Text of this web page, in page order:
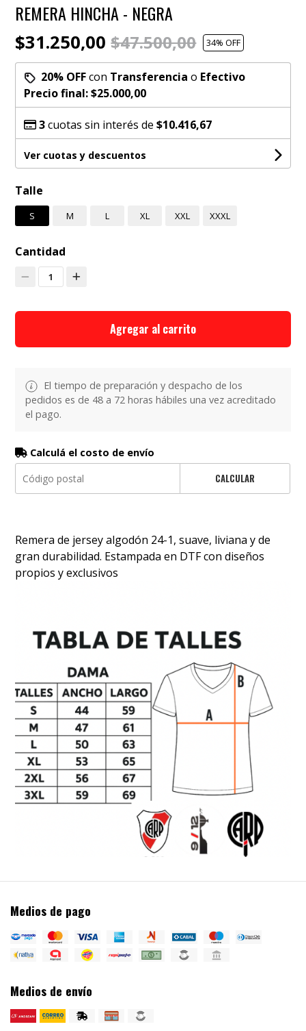
REMERA HINCHA - NEGRA
$31.250,00$47.500,00 34% OFF
20% OFFcon Transferencia o Efectivo
Precio final:$25.000,00
3cuotas sin interés de$10.416,67
Ver cuotas y descuentos
Talle
S M L XL XXL XXXL
Cantidad
1
Agregar al carrito
El tiempo de preparación y despacho de los
pedidos es de 48 a 72 horas hábiles una vez acreditado
el pago.
Calculá el costo de envío
CALCULAR
Remera de jersey algodón 24-1, suave, liviana y de
gran durabilidad. Estampada en DTF con diseños
propios y exclusivos
Medios de pago
Medios de envío